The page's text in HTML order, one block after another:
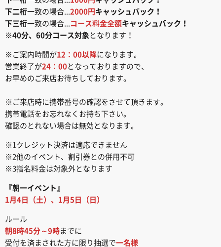
下二桁一致の場合...2000円 キャッシュバック！
下三桁一致の場合... コース料金全額キャッシュバック！
※40分、60分コース対象 となります！
※ご案内時間が12：00以降になります。
営業終了が24：00となっておりますので、
お早めのご来店お待ちしております。
※ご来店時に携帯番号の確認をさせて頂きます。
携帯電話をお忘れなくお持ち下さい。
確認のとれない場合は無効となります。
※1クレジット決済は適応できません
※2他のイベント、割引券との併用不可
※3指名料金は対象外となります
『朝一イベント 』
1月4日（土）、1月5日（日）
ルール
朝8時45分～9時までに
受付を済まされた方に限り抽選で一名様